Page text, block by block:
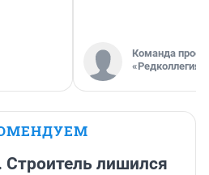
Команда
«Редколлегия»
Строитель лишился